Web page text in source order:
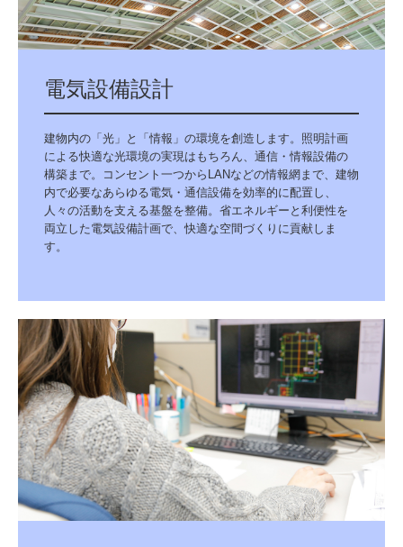
電気設備設計
建物内の「光」と「情報」の環境を創造します。照明計画
による快適な光環境の実現はもちろん、通信・情報設備の
構築まで。コンセント一つからLANなどの情報網まで、建物
内で必要なあらゆる電気・通信設備を効率的に配置し、
人々の活動を支える基盤を整備。省エネルギーと利便性を
両立した電気設備計画で、快適な空間づくりに貢献しま
す。